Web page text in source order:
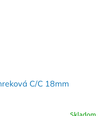
C/C 18mm